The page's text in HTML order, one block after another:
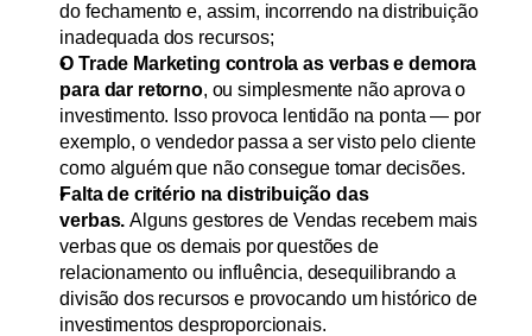
do fechamento e, assim, incorrendo na distribuição
inadequada dos recursos;
O Trade Marketing controla as verbas e demora
para dar retorno, ou simplesmente não aprova o
investimento. Isso provoca lentidão na ponta — por
exemplo, o vendedor passa a ser visto pelo cliente
como alguém que não consegue tomar decisões.
Falta de critério na distribuição das
verbas. Alguns gestores de Vendas recebem mais
verbas que os demais por questões de
relacionamento ou influência, desequilibrando a
divisão dos recursos e provocando um histórico de
investimentos desproporcionais.